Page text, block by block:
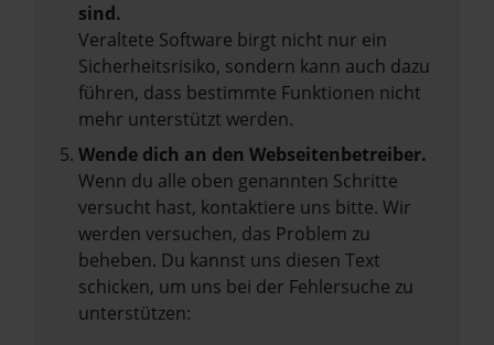
sind.
Veraltete Software birgt nicht nur ein
Sicherheitsrisiko, sondern kann auch dazu
führen, dass bestimmte Funktionen nicht
mehr unterstützt werden.
Wende dich an den Webseitenbetreiber.
Wenn du alle oben genannten Schritte
versucht hast, kontaktiere uns bitte. Wir
werden versuchen, das Problem zu
beheben. Du kannst uns diesen Text
schicken, um uns bei der Fehlersuche zu
unterstützen: